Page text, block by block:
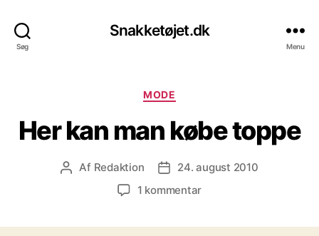
Søg
Snakketøjet.dk
Menu
Kategorier
MODE
Her kan man købe toppe
Indlægsforfatter
Af Redaktion Indlægsdato
24. august 2010
1 kommentartil